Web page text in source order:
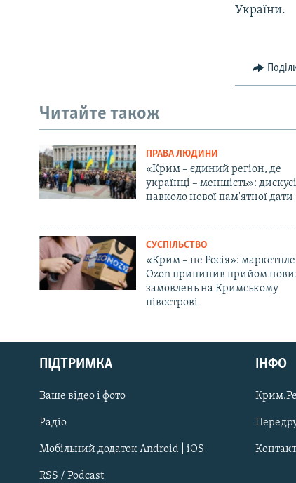
Русский
Qırımtatar
ДОЛУЧАЙСЯ!
України.
Читайте також
ПРАВА ЛЮДИНИ
«Крим – єдиний регіон, де
українці – меншість»:
навколо нової пам'ятної дати
СУСПІЛЬСТВО
«Крим – не Росія»:
Ozon припинив прийом
замовлень на Кримському
півострові
ПІДТРИМКА
Ваше відео і фото
Радіо
Мобільний додаток Android | iOS
RSS / Podcast
ІНФО